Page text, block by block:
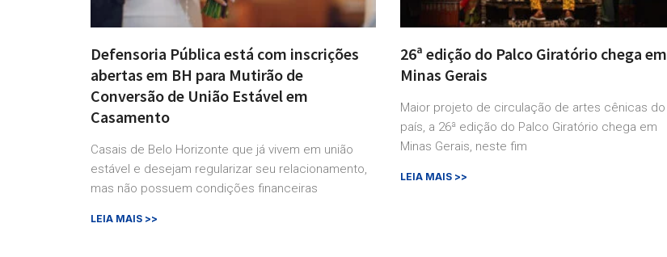
Defensoria Pública está com inscrições
abertas em BH para Mutirão de
Conversão de União Estável em
Casamento
Casais de Belo Horizonte que já vivem em união
estável e desejam regularizar seu relacionamento,
mas não possuem condições financeiras
LEIA MAIS >>
26ª edição do Palco Giratório chega em
Minas Gerais
Maior projeto de circulação de artes cênicas do
país, a 26ª edição do Palco Giratório chega em
Minas Gerais, neste fim
LEIA MAIS >>